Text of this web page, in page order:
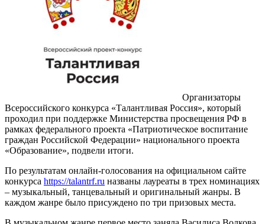
Организаторы
Всероссийского конкурса «Талантливая Россия», который
проходил при поддержке Министерства просвещения РФ в
рамках федерального проекта «Патриотическое воспитание
граждан Российской Федерации» национального проекта
«Образование», подвели итоги.
По результатам онлайн-голосования на официальном сайте
конкурса https://talantrf.ru названы лауреаты в трех номинациях
– музыкальный, танцевальный и оригинальный жанры. В
каждом жанре было присуждено по три призовых места.